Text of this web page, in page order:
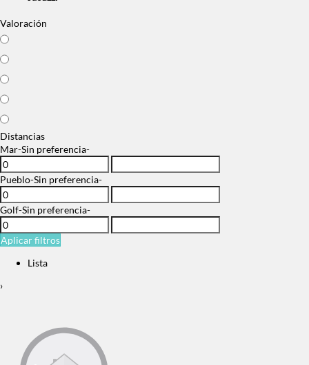
Valoración
Distancias
Mar-Sin preferencia-
Pueblo-Sin preferencia-
Golf-Sin preferencia-
Aplicar filtros
Lista
›